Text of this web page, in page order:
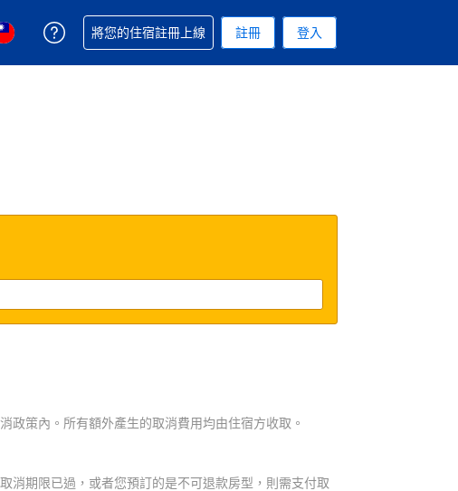
的幣別. 您現在所使用的幣別為美元
選擇您使用的語言. 您目前所選的語言是繁體中文
取得訂單相關協助
將您的住宿註冊上線 註冊 登入
政策內。所有額外產生的取消費用均由住宿方收取。
消期限已過，或者您預訂的是不可退款房型，則需支付取